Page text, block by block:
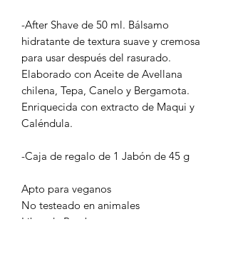
-After Shave de 50 ml. Bálsamo
hidratante de textura suave y cremosa
para usar después del rasurado.
Elaborado con Aceite de Avellana
chilena, Tepa, Canelo y Bergamota.
Enriquecida con extracto de Maqui y
Caléndula.
-Caja de regalo de 1 Jabón de 45 g
Apto para veganos
No testeado en animales
Libre de Parabenos